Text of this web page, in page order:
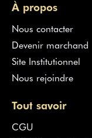
À propos
Nous contacter
Devenir marchand
Site Institutionnel
Nous rejoindre
Tout savoir
CGU